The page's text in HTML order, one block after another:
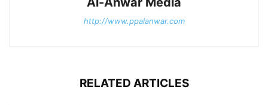
http://www.ppalanwar.com
RELATED ARTICLES